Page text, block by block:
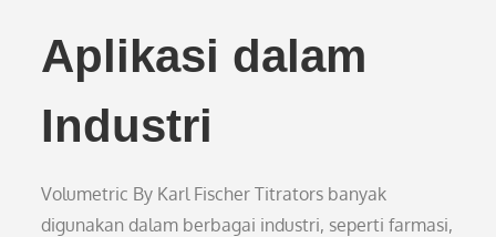
Aplikasi dalam
Industri
Volumetric By Karl Fischer Titrators banyak
digunakan dalam berbagai industri, seperti farmasi,